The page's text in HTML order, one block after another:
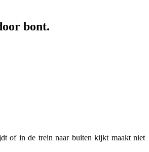
bont.
of in de trein naar buiten kijkt maakt niet